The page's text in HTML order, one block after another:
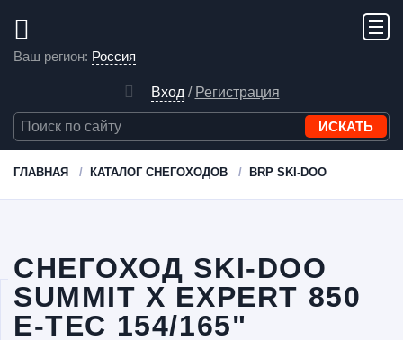
Ваш регион: Россия
Вход / Регистрация
ГЛАВНАЯ КАТАЛОГ СНЕГОХОДОВ BRP SKI-DOO
СНЕГОХОД SKI-DOO
SUMMIT X EXPERT 850
E-TEC 154/165"